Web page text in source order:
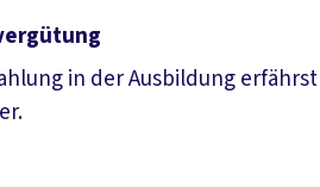
in der Ausbildung erfährst